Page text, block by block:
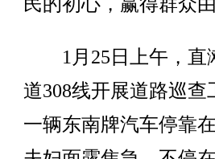
1月25日上午，直
道308线开展道路巡
一辆东南牌汽车停靠